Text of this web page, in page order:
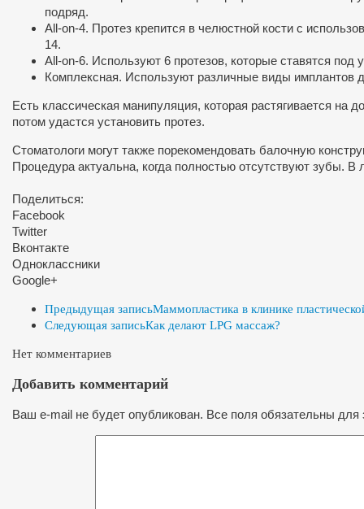
подряд.
All-on-4. Протез крепится в челюстной кости с
14.
All-on-6. Используют 6 протезов, которые ставятся под
Комплексная. Используют различные виды имплантов
Есть классическая манипуляция, которая растягивается на
потом удастся установить протез.
Стоматологи могут также порекомендовать балочную
Процедура актуальна, когда полностью отсутствуют зубы.
Поделиться:
Facebook
Twitter
Вконтакте
Одноклассники
Google+
Предыдущая записьМаммопластика в клинике
Следующая записьКак делают LPG массаж?
Нет комментариев
Добавить комментарий
Ваш e-mail не будет опубликован. Все поля обязательны для